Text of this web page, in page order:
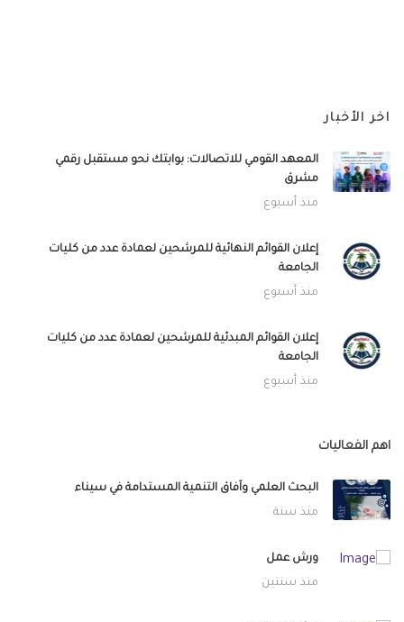
اخر الأخبار
المعهد القومي للاتصالات: بوابتك نحو مستقبل رقمي
مشرق
منذ أسبوع
إعلان القوائم النهائية للمرشحين لعمادة عدد من كليات
الجامعة
منذ أسبوع
إعلان القوائم المبدئية للمرشحين لعمادة عدد من كليات
الجامعة
منذ أسبوع
اهم الفعاليات
البحث العلمي وآفاق التنمية المستدامة في سيناء
منذ سنة
ورش عمل
منذ سنتين